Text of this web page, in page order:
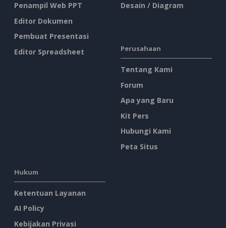
Penampil Web PPT
Editor Dokumen
Pembuat Presentasi
Editor Spreadsheet
Desain / Diagram
Perusahaan
Tentang Kami
Forum
Apa yang Baru
Kit Pers
Hubungi Kami
Peta Situs
Hukum
Ketentuan Layanan
AI Policy
Kebijakan Privasi